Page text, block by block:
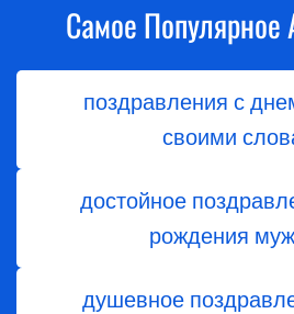
Самое Популярное
поздравления с
своими
достойное
рождения
душевное